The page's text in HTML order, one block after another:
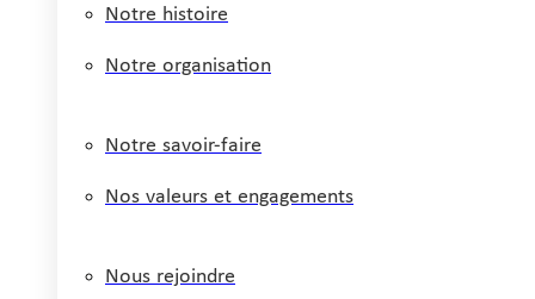
Notre histoire
Notre organisation
Notre savoir-faire
Nos valeurs et engagements
Nous rejoindre